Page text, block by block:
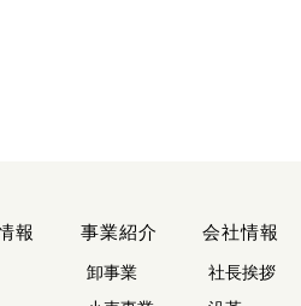
報 事業紹介
卸事業
会社情報
社長挨拶